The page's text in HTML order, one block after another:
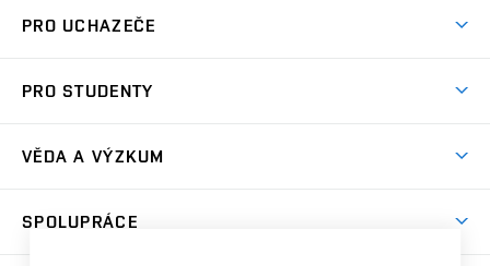
Koleje
Sport na VUT
Brno
PRO UCHAZEČE
Dny otevřených dveří
Celoživotní vzdělávání
PRO STUDENTY
Harmonogram akademického roku
Závěrečné práce
Zpracování osobních údajů studentů
Sociální bezpečí
Studium bez bariér
VĚDA A VÝZKUM
SPOLUPRÁCE